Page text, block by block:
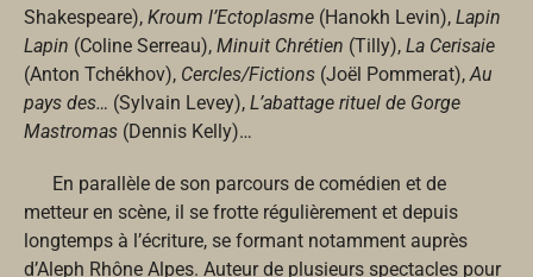
Shakespeare), Kroum l’Ectoplasme (Hanokh Levin), Lapin
Lapin (Coline Serreau), Minuit Chrétien (Tilly), La Cerisaie
(Anton Tchékhov), Cercles/Fictions (Joël Pommerat),Au
pays des… (Sylvain Levey), L’abattage rituel de Gorge
Mastromas (Dennis Kelly)…
En parallèle de son parcours de comédien et de
metteur en scène, il se frotte régulièrement et depuis
longtemps à l’écriture, se formant notamment auprès
d’Aleph Rhône Alpes. Auteur de plusieurs spectacles pour